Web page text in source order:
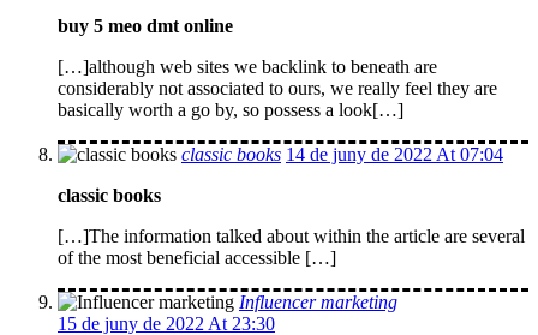
buy 5 meo dmt online
[…]although web sites we backlink to beneath are
considerably not associated to ours, we really feel they are
basically worth a go by, so possess a look[…]
classic books 14 de juny de 2022 At 07:04
classic books
[…]The information talked about within the article are several
of the most beneficial accessible […]
Influencer marketing
15 de juny de 2022 At 23:30